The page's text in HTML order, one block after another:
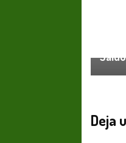
Deja
jugará ante Estrella